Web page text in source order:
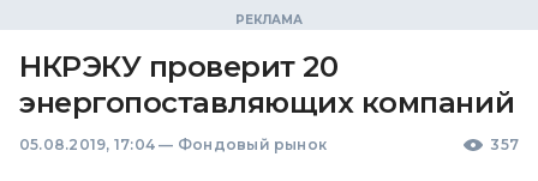
НКРЭКУ проверит 20
энергопоставляющих компаний
05.08.2019, 17:04 — Фондовый рынок 357